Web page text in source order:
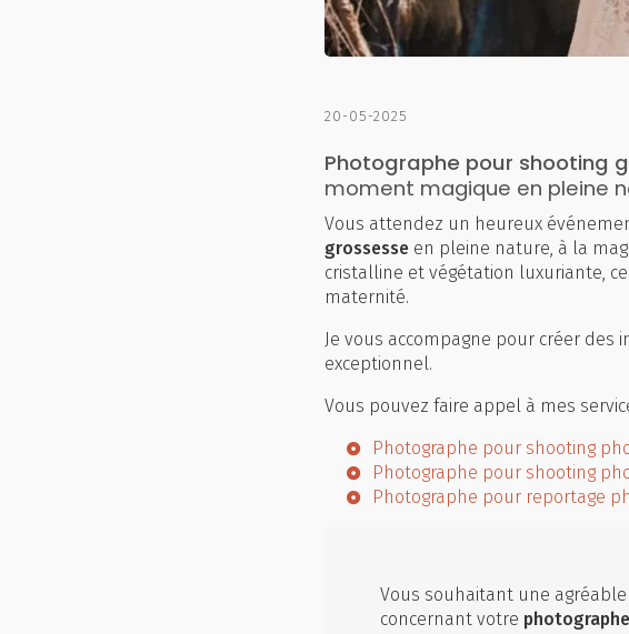
20-05-2025
Photographe pour shooting
moment magique en pleine
Vous attendez un heureux
grossesse en pleine nature, à la
cristalline et végétation luxuriante,
maternité.
Je vous accompagne pour créer
exceptionnel.
Vous pouvez faire appel à mes
Photographe pour shooting
Photographe pour shooting
Photographe pour reportage
Vous souhaitant une
concernant votre photographe